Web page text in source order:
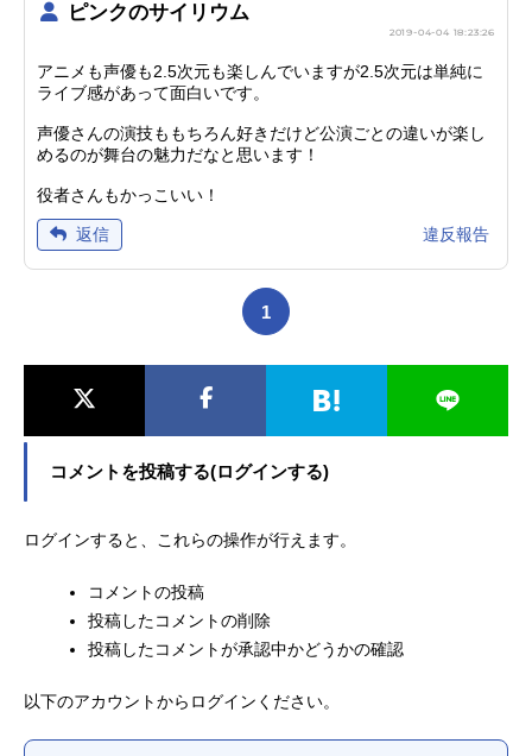
ピンクのサイリウム
2019-04-04 18:23:26
アニメも声優も2.5次元も楽しんでいますが2.5次元は単純に
ライブ感があって面白いです。
声優さんの演技ももちろん好きだけど公演ごとの違いが楽し
めるのが舞台の魅力だなと思います！
役者さんもかっこいい！
返信 違反報告
1
コメントを投稿する(ログインする)
ログインすると、これらの操作が行えます。
コメントの投稿
投稿したコメントの削除
投稿したコメントが承認中かどうかの確認
以下のアカウントからログインください。